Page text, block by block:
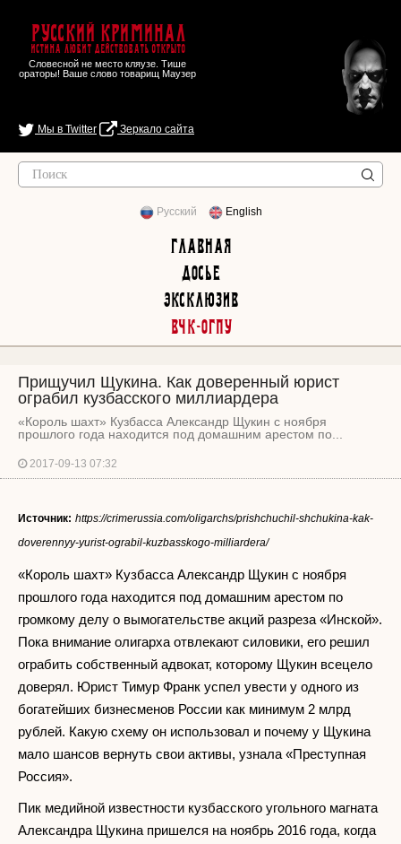
Русский Криминал
Истина любит действовать открыто
Словесной не место кляузе. Тише
ораторы! Ваше слово товарищ Маузер
Мы в Twitter Зеркало сайта
Русский English
Главная
Досье
Эксклюзив
ВЧК-ОГПУ
Прищучил Щукина. Как доверенный юрист
ограбил кузбасского миллиардера
«Король шахт» Кузбасса Александр Щукин с ноября
прошлого года находится под домашним арестом по...
2017-09-13 07:32
Источник: https://crimerussia.com/oligarchs/prishchuchil-shchukina-kak-
doverennyy-yurist-ograbil-kuzbasskogo-milliardera/
«Король шахт» Кузбасса Александр Щукин с ноября
прошлого года находится под домашним арестом по
громкому делу о вымогательстве акций разреза «Инской».
Пока внимание олигарха отвлекают силовики, его решил
ограбить собственный адвокат, которому Щукин всецело
доверял. Юрист Тимур Франк успел увести у одного из
богатейших бизнесменов России как минимум 2 млрд
рублей. Какую схему он использовал и почему у Щукина
мало шансов вернуть свои активы, узнала «Преступная
Россия».
Пик медийной известности кузбасского угольного магната
Александра Щукина пришелся на ноябрь 2016 года, когда